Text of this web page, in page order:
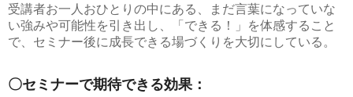
受講者お一人おひとりの中にある、まだ言葉になっていな
い強みや可能性を引き出し、「できる！」を体感すること
で、セミナー後に成長できる場づくりを大切にしている。
〇セミナーで期待できる効果：